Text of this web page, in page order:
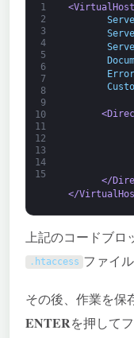
1
2
3
4
5
6
7
8
9
10
11
12
13
14
15
<VirtualHost
ErrorLog
Options
Order
allow
</
</
上記のコードブ
. htaccess ファイ
その後、作業を保
ENTERを押して